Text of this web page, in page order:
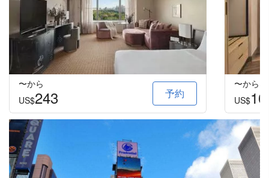
〜から
US$243 予約
〜から
US$